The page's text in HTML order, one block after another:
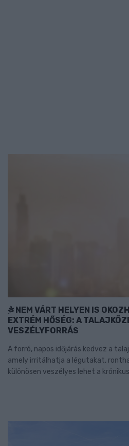
NEM VÁRT HELYEN IS
EXTRÉM HŐSÉG: A
VESZÉLYFORRÁS
A forró, napos időjárás kedvez a
amely irritálhatja a légutakat,
különösen veszélyes lehet a